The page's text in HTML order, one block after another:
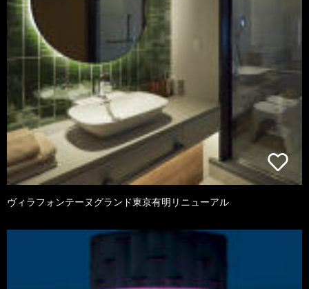
ヴィラフォンテーヌグランド東京有明リニューアル